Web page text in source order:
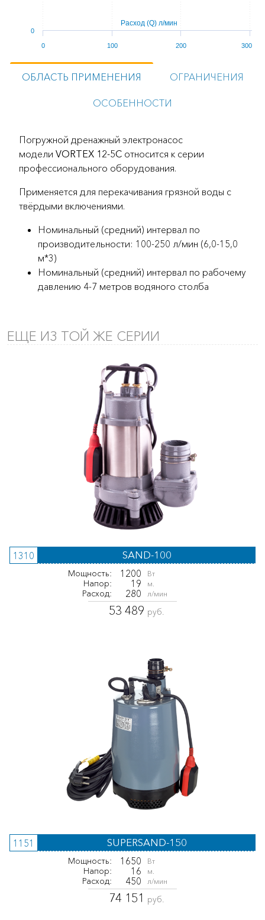
Расход (Q) л/мин
0 100 200 300
0
ОБЛАСТЬ ПРИМЕНЕНИЯ ОГРАНИЧЕНИЯ
ОСОБЕННОСТИ
Погружной дренажный электронасоc
модели VORTEX 12-5C относится к серии
профессионального оборудования.
Применяется для перекачивания грязной воды с
твёрдыми включениями.
Номинальный (средний) интервал по
производительности: 100-250 л/мин (6,0-15,0
м*3)
Номинальный (средний) интервал по рабочему
давлению 4-7 метров водяного столба
ЕЩЕ ИЗ ТОЙ ЖЕ СЕРИИ
1310 SAND-100
Мощность: 1200 Вт
Напор: 19 м.
Расход: 280 л/мин
53 489 руб.
1151 SUPERSAND-150
Мощность: 1650 Вт
Напор: 16 м.
Расход: 450 л/мин
74 151 руб.